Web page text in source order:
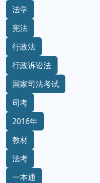
法学
宪法
行政法
行政诉讼法
国家司法考试
司考
2016年
教材
法考
一本通